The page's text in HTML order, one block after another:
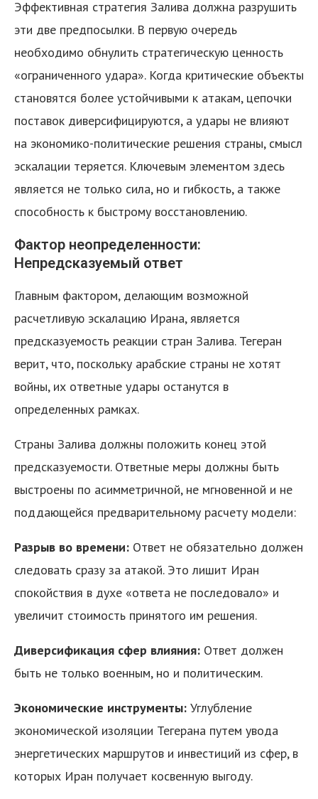
Эффективная стратегия Залива должна разрушить
эти две предпосылки. В первую очередь
необходимо обнулить стратегическую ценность
«ограниченного удара». Когда критические объекты
становятся более устойчивыми к атакам, цепочки
поставок диверсифицируются, а удары не влияют
на экономико-политические решения страны, смысл
эскалации теряется. Ключевым элементом здесь
является не только сила, но и гибкость, а также
способность к быстрому восстановлению.
Фактор неопределенности:
Непредсказуемый ответ
Главным фактором, делающим возможной
расчетливую эскалацию Ирана, является
предсказуемость реакции стран Залива. Тегеран
верит, что, поскольку арабские страны не хотят
войны, их ответные удары останутся в
определенных рамках.
Страны Залива должны положить конец этой
предсказуемости. Ответные меры должны быть
выстроены по асимметричной, не мгновенной и не
поддающейся предварительному расчету модели:
Разрыв во времени: Ответ не обязательно должен
следовать сразу за атакой. Это лишит Иран
спокойствия в духе «ответа не последовало» и
увеличит стоимость принятого им решения.
Диверсификация сфер влияния: Ответ должен
быть не только военным, но и политическим.
Экономические инструменты: Углубление
экономической изоляции Тегерана путем увода
энергетических маршрутов и инвестиций из сфер, в
которых Иран получает косвенную выгоду.